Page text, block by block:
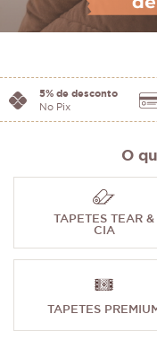
5% de desconto
No Pix
O
TAPETES TEAR &
CIA
TAPETES